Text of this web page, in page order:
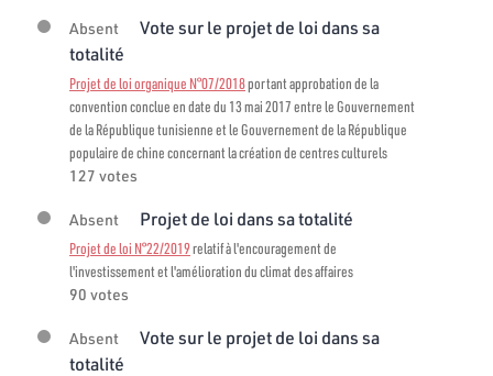
Absent
Vote sur le projet de loi dans sa
totalité
Projet de loi organique N°07/2018portant approbation de la
convention conclue en date du 13 mai 2017 entre le Gouvernement
de la République tunisienne et le Gouvernement de la République
populaire de chine concernant la création de centres culturels
127 votes
Absent Projet de loi dans sa totalité
Projet de loi N°22/2019relatif à l'encouragement de
l'investissement et l'amélioration du climat des affaires
90 votes
Absent
Vote sur le projet de loi dans sa
totalité